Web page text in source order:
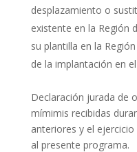
desplazamiento o
existente en la Región
su plantilla en la
de la implantación en
Declaración jurada de
mímimis recibidas
anteriores y el
al presente programa.